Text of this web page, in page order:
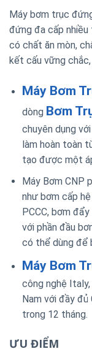
Máy bơm trục
đứng đa cấp nhiều
có chất ăn mòn,
kết cấu vững
Máy Bơm
dòng Bơm
chuyên dụng
làm hoàn toàn
tạo được một
Máy Bơm CNP
như bơm cấp
PCCC, bơm
với phần đầu
có thể dùng để
Máy Bơm
công nghệ
Nam với đầy đủ
trong 12 tháng.
ƯU ĐIỂM